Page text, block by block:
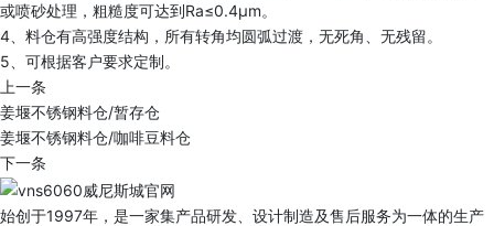
或喷砂处理，粗糙度可达到Ra≤0.4μm。
4、料仓有高强度结构，所有转角均圆弧过渡，无死角、无残留。
5、可根据客户要求定制。
上一条
姜堰不锈钢料仓/暂存仓
姜堰不锈钢料仓/咖啡豆料仓
下一条
始创于1997年，是一家集产品研发、设计制造及售后服务为一体的生产